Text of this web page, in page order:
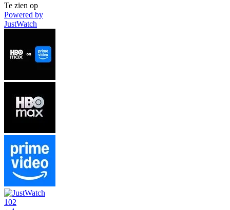
Te zien op
Powered by
JustWatch
102